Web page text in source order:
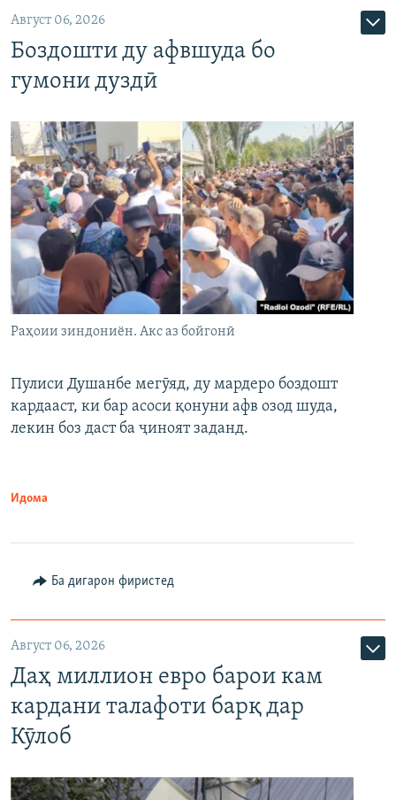
Август 06, 2026
Боздошти ду афвшуда бо
гумони дуздӣ
Раҳоии зиндониён. Акс аз бойгонӣ
Пулиси Душанбе мегӯяд, ду мардеро боздошт
кардааст, ки бар асоси қонуни афв озод шуда,
лекин боз даст ба ҷиноят заданд.
Идома
Ба дигарон фиристед
Август 06, 2026
Даҳ миллион евро барои кам
кардани талафоти барқ дар
Кӯлоб